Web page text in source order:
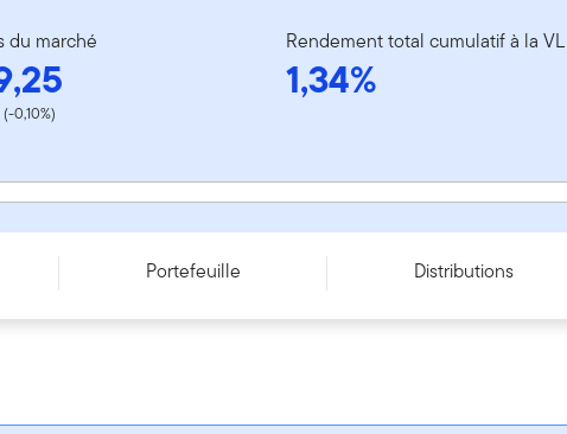
du marché
0,10%)
Rendement total cumulatif à la VL
1,34%
Series - FLSD
Portefeuille Distributions